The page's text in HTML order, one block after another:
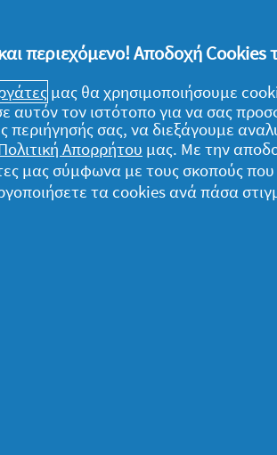
σωστή αντιστοιχία και… εύρηκα!
περιεχόμενο! Αποδοχή
μας θα χρησιμοποιήσουμε
αυτόν τον ιστότοπο για να σας
σας, να διεξάγουμε
Απορρήτου μας. Με την
μας σύμφωνα με τους σκοπούς
τα cookies ανά πάσα